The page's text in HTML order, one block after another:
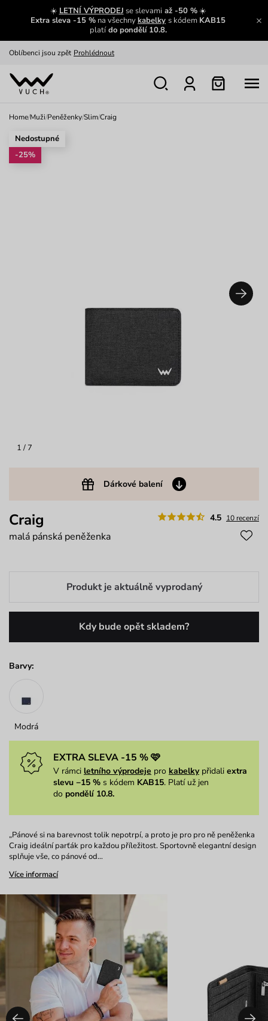
☀️ LETNÍ VÝPRODEJ se slevamiaž -50 %☀️
Extra sleva -15 % na všechnykabelky s kódem KAB15
platído pondělí 10.8.
Zajímavosti ze světa Vuch:
Zobrazit
Oblíbenci jsou zpět Prohlédnout
Nech se inspirovat
Home/Muži/Peněženky/Slim/Craig
1 / 7
Dárkové balení
Nedostupné
-25%
4.5 10 recenzí
Craig
malá pánská peněženka
Produkt je aktuálně vyprodaný
Kdy bude opět skladem?
Barvy:
Modrá
EXTRA SLEVA -15 % 🩷
V rámci letního výprodeje pro kabelkypřidali extra
slevu −15 % s kódem KAB15. Platí už jen
do pondělí 10.8.
„Pánové si na barevnost tolik nepotrpí, a proto je pro pro ně peněženka
Craig ideální parťák pro každou příležitost. Sportovně elegantní design
splňuje vše, co pánové od…
Více informací